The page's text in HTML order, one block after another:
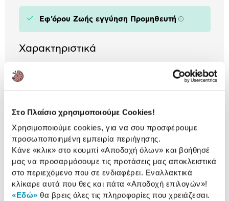
Στο Πλαίσιο χρησιμοποιούμε Cookies!
Χρησιμοποιούμε cookies, για να σου προσφέρουμε
προσωποποιημένη εμπειρία περιήγησης.
Κάνε «κλικ» στο κουμπί «Αποδοχή όλων» και βοήθησέ
μας να προσαρμόσουμε τις προτάσεις μας αποκλειστικά
στο περιεχόμενο που σε ενδιαφέρει. Εναλλακτικά
κλίκαρε αυτά που θες και πάτα «Αποδοχή επιλογών»!
«Εδώ» θα βρεις όλες τις πληροφορίες που χρειάζεσαι.
Εφ'όρου Ζωής εγγύηση Προμηθευτή
Χαρακτηριστικά
2
Ανθεκτικότητα στο
Ναι
Αναλυτική
παρουσίαση
Αναλυτική παρουσίαση
Προδιαγραφές
προϊόντος
Χαρακτηριστικά